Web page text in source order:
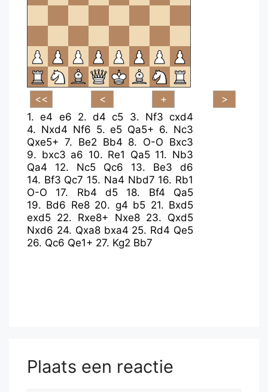
1.e4 e6 2. d4 c5 3. Nf3 cxd4
4. Nxd4 Nf6 5.e5 Qa5+ 6. Nc3
Qxe5+ 7. Be2 Bb4 8. O-O Bxc3
9. bxc3 a6 10. Re1 Qa5 11. Nb3
Qa4
12. Nc5 Qc6 13. Be3
d6
14. Bf3 Qc7 15. Na4 Nbd7 16. Rb1
O-O
17. Rb4 d5 18. Bf4
Qa5
19. Bd6 Re8 20. g4 b5 21. Bxd5
exd5 22. Rxe8+ Nxe8 23. Qxd5
Nxd6 24. Qxa8 bxa4 25. Rd4 Qe5
26. Qc6 Qe1+ 27. Kg2 Bb7
Plaats een reactie